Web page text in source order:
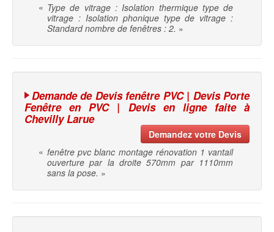
« Type de vitrage : Isolation thermique type de
vitrage : Isolation phonique type de vitrage :
Standard nombre de fenêtres : 2. »
Demande de Devis fenêtre PVC | Devis Porte
Fenêtre en PVC | Devis en ligne faite à
Chevilly Larue
Demandez votre Devis
« fenêtre pvc blanc montage rénovation 1 vantail
ouverture par la droite 570mm par 1110mm
sans la pose. »